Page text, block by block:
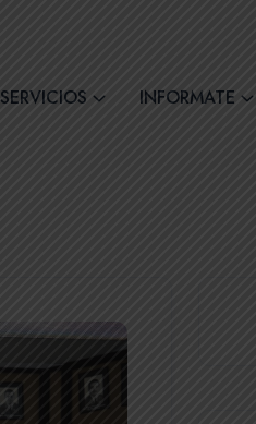
SERVICIOS INFORMATE